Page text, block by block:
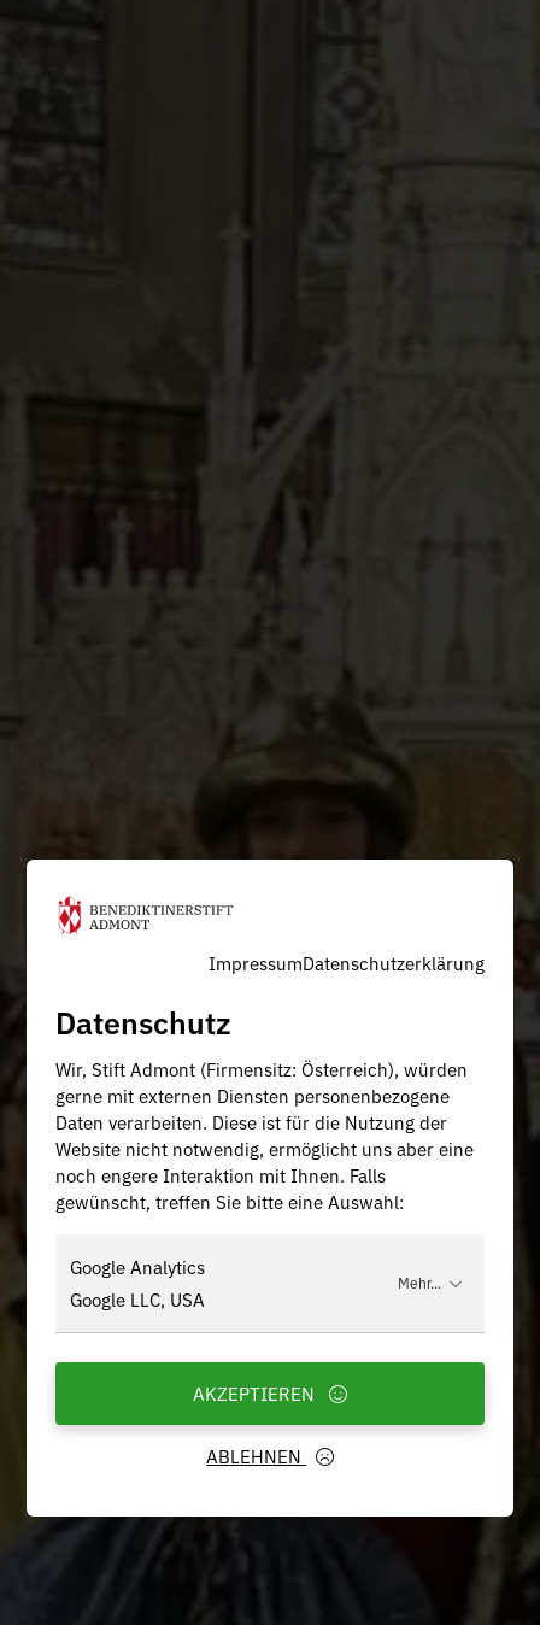
ImpressumDatenschutzerklärung
Datenschutz
Wir, Stift Admont (Firmensitz: Österreich), würden
gerne mit externen Diensten personenbezogene
Daten verarbeiten. Diese ist für die Nutzung der
Website nicht notwendig, ermöglicht uns aber eine
noch engere Interaktion mit Ihnen. Falls
gewünscht, treffen Sie bitte eine Auswahl:
Google Analytics
Google LLC, USA
Mehr...
ABLEHNEN
AKZEPTIEREN